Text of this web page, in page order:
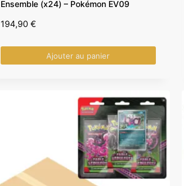
Ensemble (x24) – Pokémon EV09
194,90 €
Ajouter au panier